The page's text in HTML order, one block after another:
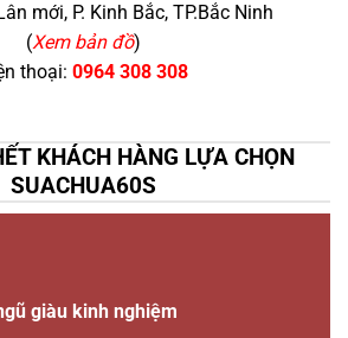
mới, P. Kinh Bắc, TP.Bắc Ninh
(Xem bản đồ)
thoại: 0964 308 308
KHÁCH HÀNG LỰA CHỌN
SUACHUA60S
giàu kinh nghiệm